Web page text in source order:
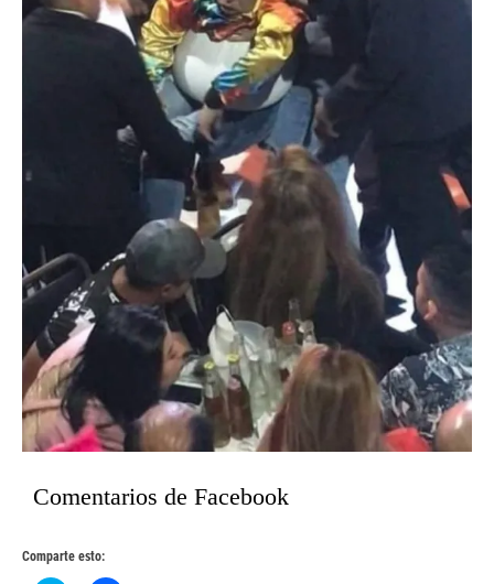
Comentarios de Facebook
Comparte esto: